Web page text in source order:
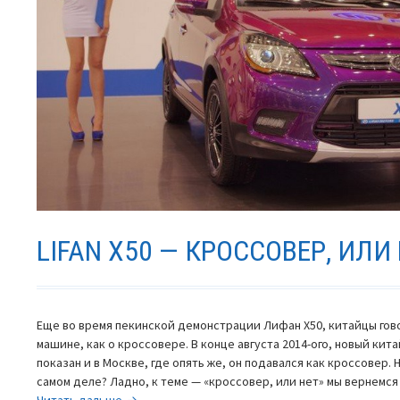
LIFAN X50 — КРОССОВЕР, ИЛИ
Еще во время пекинской демонстрации Лифан Х50, китайцы
машине, как о кроссовере. В конце августа 2014-ого, новый
показан и в Москве, где опять же, он подавался как кроссовер.
самом деле? Ладно, к теме — «кроссовер, или нет» мы